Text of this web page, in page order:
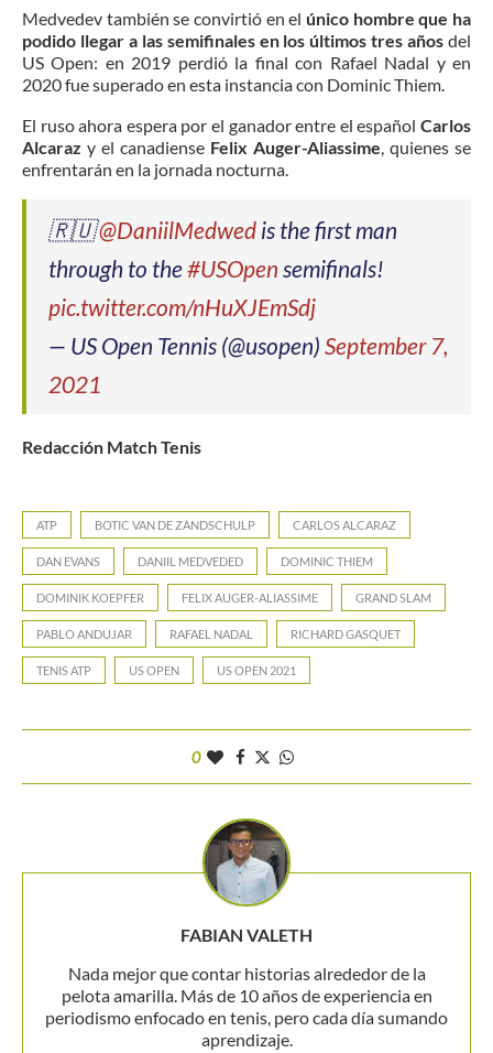
Medvedev también se convirtió en el único hombre que ha
podido llegar a las semifinales en los últimos tres años del
US Open: en 2019 perdió la final con Rafael Nadal y en
2020 fue superado en esta instancia con Dominic Thiem.
El ruso ahora espera por el ganador entre el español Carlos
Alcaraz y el canadiense Felix Auger-Aliassime , quienes se
enfrentarán en la jornada nocturna.
🇷🇺@DaniilMedwed is the first man
through to the#USOpen semifinals!
pic.twitter.com/nHuXJEmSdj
— US Open Tennis (@usopen) September 7,
2021
Redacción Match Tenis
ATP BOTIC VAN DE ZANDSCHULP CARLOS ALCARAZ
DAN EVANS DANIIL MEDVEDED DOMINIC THIEM
DOMINIK KOEPFER FELIX AUGER-ALIASSIME GRAND SLAM
PABLO ANDUJAR RAFAEL NADAL RICHARD GASQUET
TENIS ATP US OPEN US OPEN 2021
0
FABIAN VALETH
Nada mejor que contar historias alrededor de la
pelota amarilla. Más de 10 años de experiencia en
periodismo enfocado en tenis, pero cada día sumando
aprendizaje.